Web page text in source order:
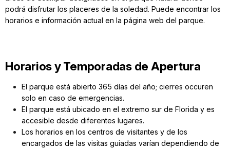
podrá disfrutar los placeres de la soledad. Puede encontrar los
horarios e información actual en la página web del parque.
Horarios y Temporadas de Apertura
El parque está abierto 365 días del año; cierres occuren
solo en caso de emergencias.
El parque está ubicado en el extremo sur de Florida y es
accesible desde diferentes lugares.
Los horarios en los centros de visitantes y de los
encargados de las visitas guiadas varían dependiendo de